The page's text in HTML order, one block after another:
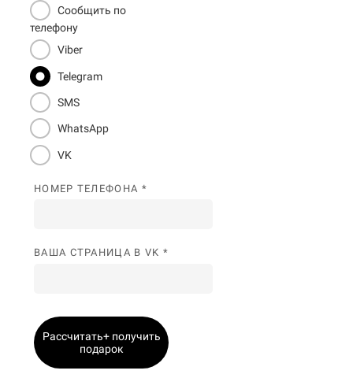
Сообщить по
телефону
Viber
Telegram
SMS
WhatsApp
VK
НОМЕР ТЕЛЕФОНА *
ВАША СТРАНИЦА В VK *
Рассчитать+ получить
подарок